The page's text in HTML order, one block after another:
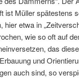
Müller spätestens
hier etwa in
wie so oft auf
das
und
auch sind, so